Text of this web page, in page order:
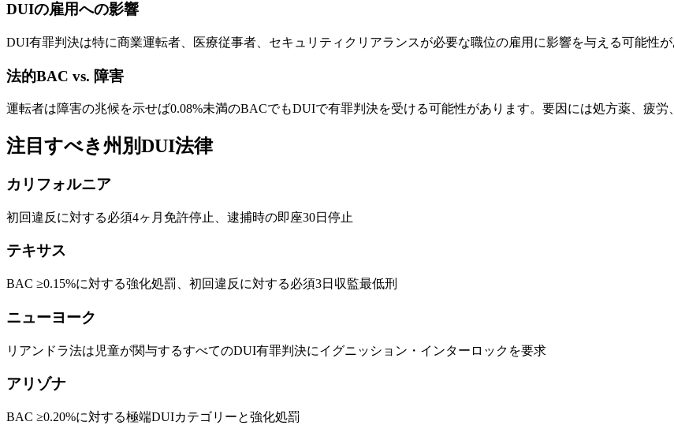
DUIの雇用への影響
DUI有罪判決は特に商業運転者、医療従事者、セキュリティクリアランスが必要な職位の雇用に影響を与える可能性が
法的BAC vs. 障害
運転者は障害の兆候を示せば0.08%未満のBACでもDUIで有罪判決を受ける可能性があります。要因には処方薬、疲労
注目すべき州別DUI法律
カリフォルニア
初回違反に対する必須4ヶ月免許停止、逮捕時の即座30日停止
テキサス
BAC ≥0.15%に対する強化処罰、初回違反に対する必須3日収監最低刑
ニューヨーク
リアンドラ法は児童が関与するすべてのDUI有罪判決にイグニッション・インターロックを要求
アリゾナ
BAC ≥0.20%に対する極端DUIカテゴリーと強化処罰